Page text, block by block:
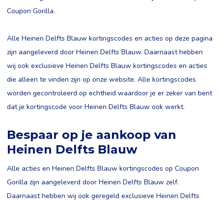
Coupon Gorilla.
Alle Heinen Delfts Blauw kortingscodes en acties op deze pagina
zijn aangeleverd door Heinen Delfts Blauw. Daarnaast hebben
wij ook exclusieve Heinen Delfts Blauw kortingscodes en acties
die alleen te vinden zijn op onze website. Alle kortingscodes
worden gecontroleerd op echtheid waardoor je er zeker van bent
dat je kortingscode voor Heinen Delfts Blauw ook werkt.
Bespaar op je aankoop van
Heinen Delfts Blauw
Alle acties en Heinen Delfts Blauw kortingscodes op Coupon
Gorilla zijn aangeleverd door Heinen Delfts Blauw zelf.
Daarnaast hebben wij ook geregeld exclusieve Heinen Delfts